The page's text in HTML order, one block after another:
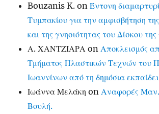
Bouzanis K. onΈντονη
Τυμπακίου για την αμφισβήτηση
και της γνησιότητας του Δίσκου
Α. ΧΑΝΤΖΙΑΡΑ onΑποκλεισμός
Τμήματος Πλαστικών Τεχνών του
Ιωαννίνων από τη δημόσια
Ιωάννα Μελάκη onΑναφορές
Βουλή.